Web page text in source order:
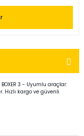
BOXER 3 - Uyumlu araçlar:
Hızlı kargo ve güvenli